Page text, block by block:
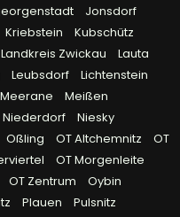
Jonsdorf
Kriebstein
Kubschütz
Landkreis Zwickau
Lauta
Leubsdorf
Lichtenstein
Meerane
Meißen
Niederdorf
Niesky
Oßling OT Altchemnitz
OT
OT Morgenleite
OT Zentrum
Oybin
Plauen
Pulsnitz